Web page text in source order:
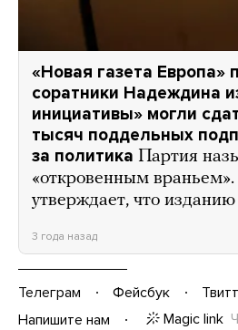
«Новая газета Европа»
соратники Надеждина
инициативы» могли
тысяч поддельных
за политика Партия
«откровенным
утверждает, что
3 года назад
Телеграм Фейсбук
Напишите нам
Magic link